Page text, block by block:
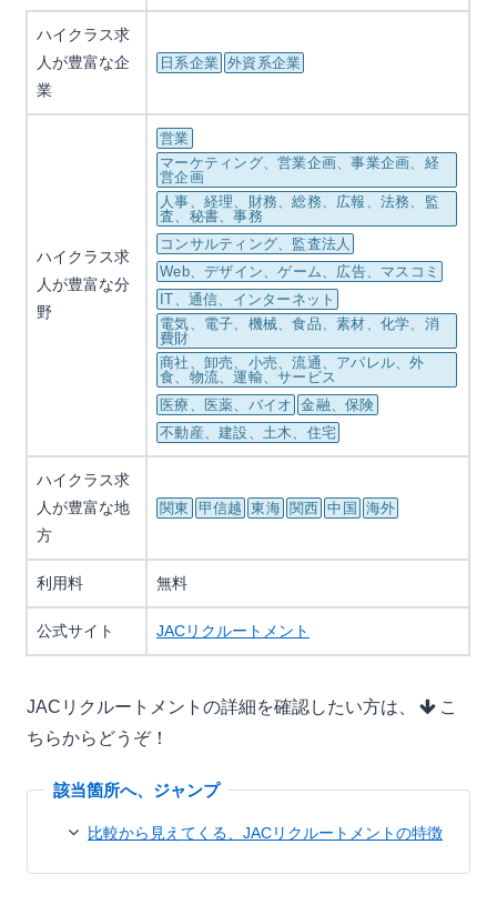
ハイクラス求
人が豊富な企
業
日系企業 外資系企業
ハイクラス求
人が豊富な分
野
営業
マーケティング、営業企画、事業企画、経
営企画
人事、経理、財務、総務、広報、法務、監
査、秘書、事務
コンサルティング、監査法人
Web、デザイン、ゲーム、広告、マスコミ
IT、通信、インターネット
電気、電子、機械、食品、素材、化学、消
費財
商社、卸売、小売、流通、アパレル、外
食、物流、運輸、サービス
医療、医薬、バイオ
金融、保険
不動産、建設、土木、住宅
ハイクラス求
人が豊富な地
方
関東 甲信越 東海 関西 中国 海外
利用料 無料
公式サイト JACリクルートメント
JACリクルートメントの詳細を確認したい方は、
こ
ちらからどうぞ！
比較から見えてくる、JACリクルートメントの特徴